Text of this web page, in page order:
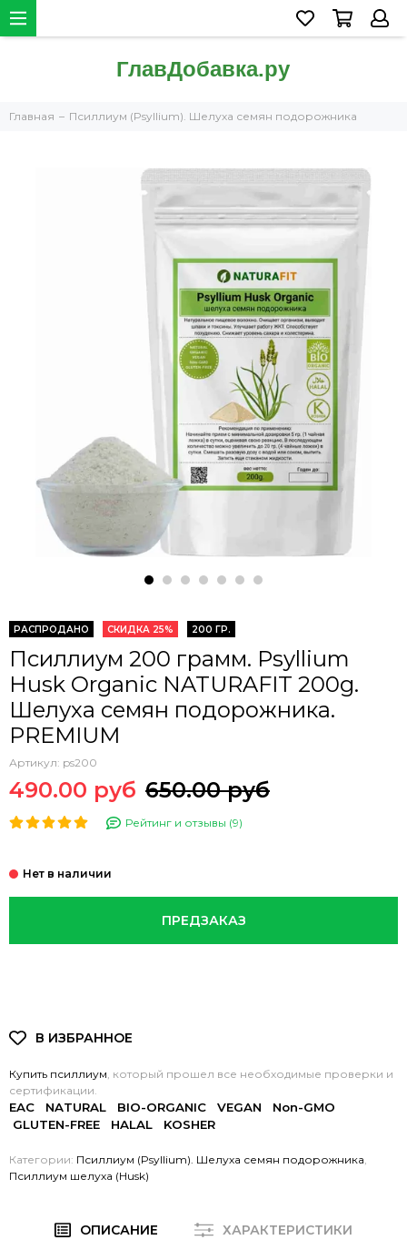
Главная Псиллиум (Psyllium). Шелуха семян подорожника
РАСПРОДАНО СКИДКА 25% 200 ГР.
Псиллиум 200 грамм. Psyllium
Husk Organic NATURAFIT 200g.
Шелуха семян подорожника.
PREMIUM
Артикул: ps200
490.00 руб 650.00 руб
Рейтинг и отзывы (9)
ПРЕДЗАКАЗ
Купить псиллиум, который прошел все необходимые проверки и
сертификации.
EAC NATURAL BIO-ORGANIC VEGAN Non-GMO
GLUTEN-FREE HALAL KOSHER
Категории: Псиллиум (Psyllium). Шелуха семян подорожника,
Псиллиум шелуха (Husk)
ОПИСАНИЕ
ХАРАКТЕРИСТИКИ